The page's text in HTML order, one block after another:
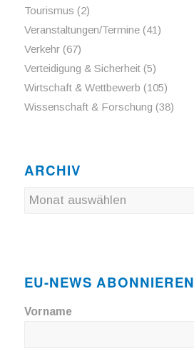
Tourismus (2)
Veranstaltungen/Termine(41)
Verkehr(67)
Verteidigung & Sicherheit(5)
Wirtschaft & Wettbewerb (105)
Wissenschaft & Forschung (38)
ARCHIV
EU-NEWS ABONNIEREN
Vorname